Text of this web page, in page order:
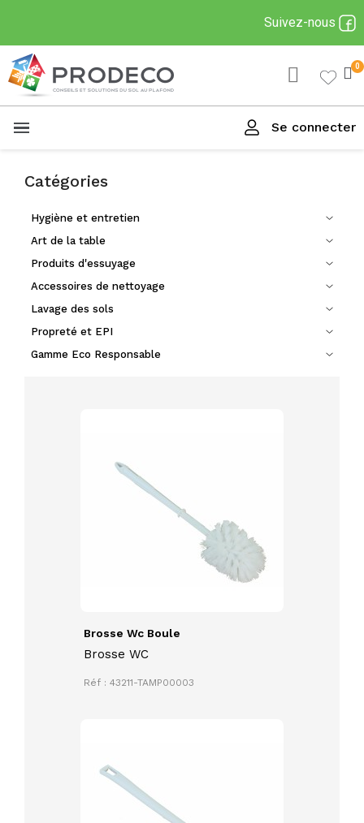
Suivez-nous
Se connecter
Catégories
Hygiène et entretien
Art de la table
Produits d'essuyage
Accessoires de nettoyage
Lavage des sols
Propreté et EPI
Gamme Eco Responsable
Brosse Wc Boule
Brosse WC
Réf : 43211-TAMP00003